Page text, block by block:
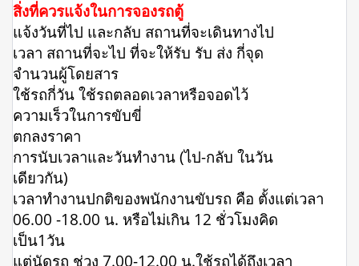
สิ่งที่ควรแจ้งในการจองรถตู้
แจ้งวันที่ไป และกลับ สถานที่จะเดินทางไป
เวลา สถานที่จะไป ที่จะให้รับ รับ ส่ง กี่จุด
จำนวนผู้โดยสาร
ใช้รถกี่วัน ใช้รถตลอดเวลาหรือจอดไว้
ความเร็วในการขับขี่
ตกลงราคา
การนับเวลาและวันทำงาน (ไป-กลับ ในวัน
เดียวกัน)
เวลาทำงานปกติของพนักงานขับรถ คือ ตั้งแต่เวลา
06.00 -18.00 น. หรือไม่เกิน 12 ชั่วโมงคิด
เป็น1วัน
แต่นัดรถ ช่วง 7.00-12.00 น.ใช้รถได้ถึงเวลา